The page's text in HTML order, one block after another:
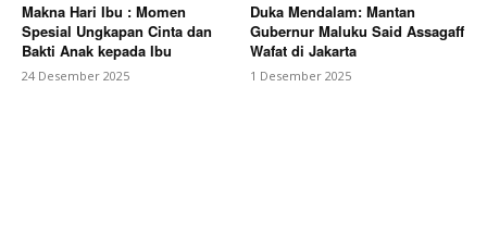
Makna Hari Ibu : Momen
Spesial Ungkapan Cinta dan
Bakti Anak kepada Ibu
24 Desember 2025
Duka Mendalam: Mantan
Gubernur Maluku Said Assagaff
Wafat di Jakarta
1 Desember 2025